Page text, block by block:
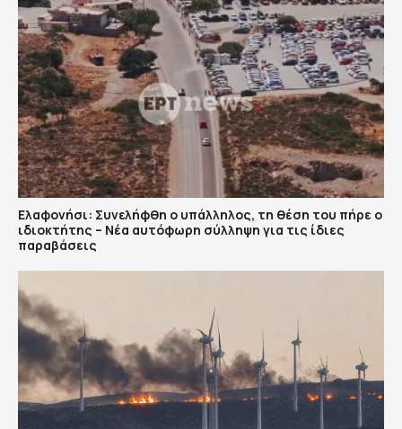
Ελαφονήσι: Συνελήφθη ο υπάλληλος, τη θέση του πήρε ο
ιδιοκτήτης – Νέα αυτόφωρη σύλληψη για τις ίδιες
παραβάσεις